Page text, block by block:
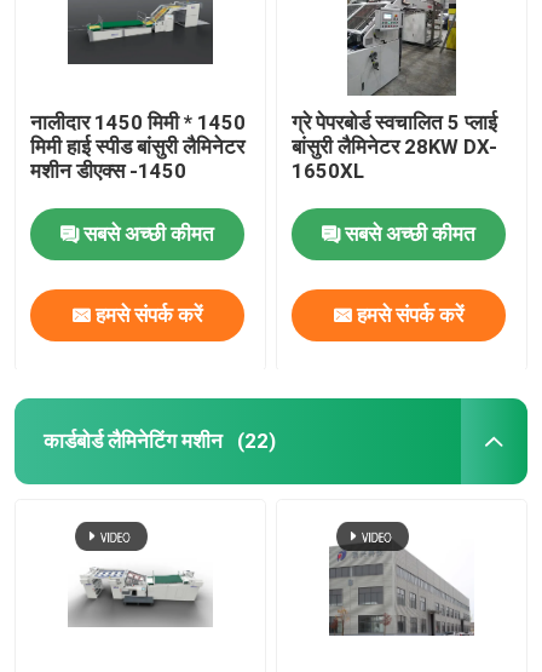
नालीदार 1450 मिमी * 1450
मिमी हाई स्पीड बांसुरी लैमिनेटर
मशीन डीएक्स -1450
सबसे अच्छी कीमत
हमसे संपर्क करें
ग्रे पेपरबोर्ड स्वचालित 5 प्लाई
बांसुरी लैमिनेटर 28KW DX-
1650XL
सबसे अच्छी कीमत
हमसे संपर्क करें
कार्डबोर्ड लैमिनेटिंग मशीन (22)